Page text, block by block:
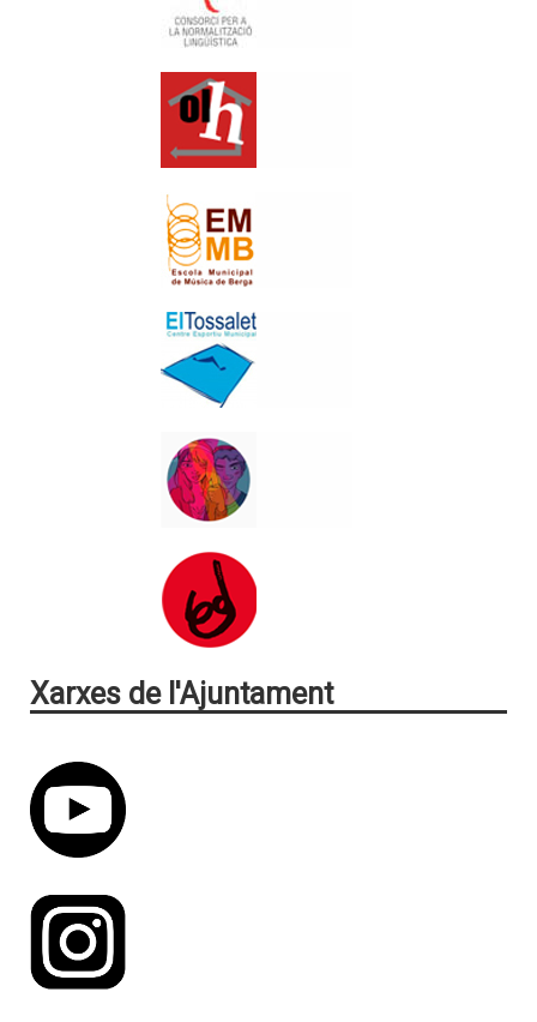
Xarxes de l'Ajuntament